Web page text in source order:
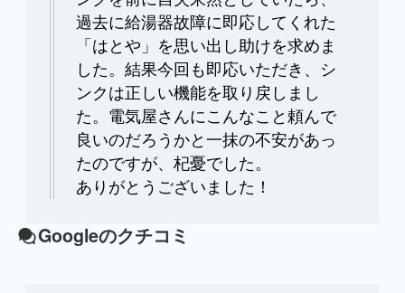
過去に給湯器故障に即応してくれた
「はとや」を思い出し助けを求めま
した。結果今回も即応いただき、シ
ンクは正しい機能を取り戻しまし
た。電気屋さんにこんなこと頼んで
良いのだろうかと一抹の不安があっ
たのですが、杞憂でした。
ありがとうございました！
Googleのクチコミ